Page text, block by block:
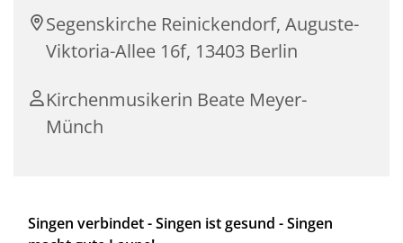
Segenskirche Reinickendorf, Auguste-
Viktoria-Allee 16f, 13403 Berlin
Kirchenmusikerin Beate Meyer-
Münch
Singen verbindet - Singen ist gesund - Singen